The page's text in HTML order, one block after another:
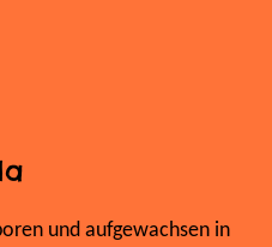
und aufgewachsen in